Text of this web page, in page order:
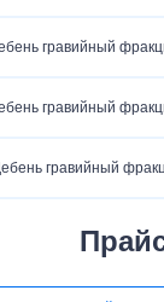
гравийный
гравийный
гравийный